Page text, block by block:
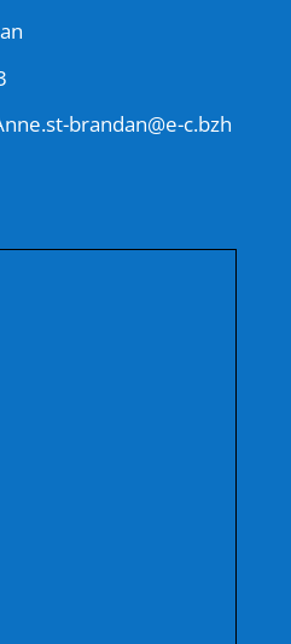
brandan@e-c.bzh